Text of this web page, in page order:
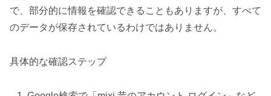
で、部分的に情報を確認できることもありますが、すべて
のデータが保存されているわけではありません。
具体的な確認ステップ